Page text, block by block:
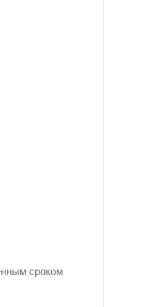
сроком